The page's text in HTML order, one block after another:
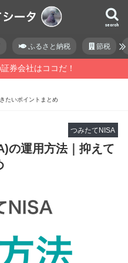
search
ふるさと納税 節税
券会社はココだ！
たいポイントまとめ
つみたてNISA
の運用方法｜抑えて